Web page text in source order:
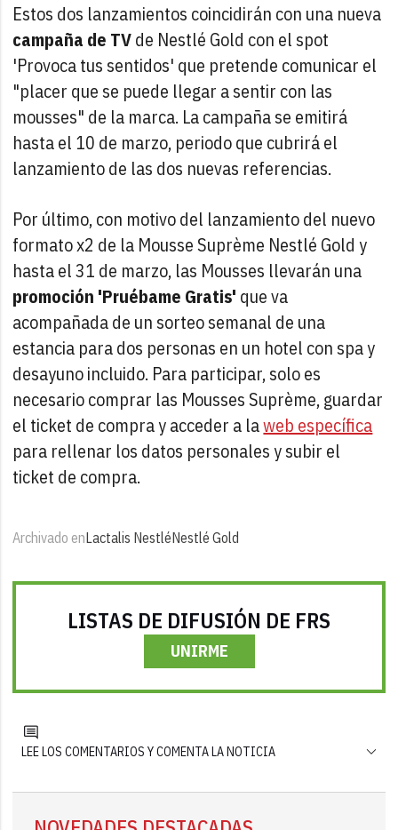
Estos dos lanzamientos coincidirán con una nueva
campaña de TVde Nestlé Gold con el spot
'Provoca tus sentidos' que pretende comunicar el
"placer que se puede llegar a sentir con las
mousses" de la marca. La campaña se emitirá
hasta el 10 de marzo, periodo que cubrirá el
lanzamiento de las dos nuevas referencias.
Por último, con motivo del lanzamiento del nuevo
formato x2 de la Mousse Suprème Nestlé Gold y
hasta el 31 de marzo, las Mousses llevarán una
promoción 'Pruébame Gratis' que va
acompañada de un sorteo semanal de una
estancia para dos personas en un hotel con spa y
desayuno incluido. Para participar, solo es
necesario comprar las Mousses Suprème, guardar
el ticket de compra y acceder a laweb específica
para rellenar los datos personales y subir el
ticket de compra.
Archivado enLactalis NestléNestlé Gold
LISTAS DE DIFUSIÓN DE FRS
UNIRME
LEE LOS COMENTARIOS Y COMENTA LA NOTICIA